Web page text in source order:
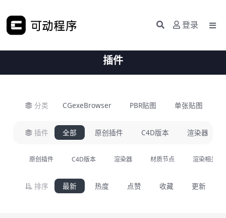
登录
插件
分类 CGexeBrowser PBR贴图 单张贴图
插件 全部 原创插件 C4D版本 渲染器
原创插件 C4D版本 渲染器 材质节点 渲染相关
排序 最新 热度 点赞 收藏 更新